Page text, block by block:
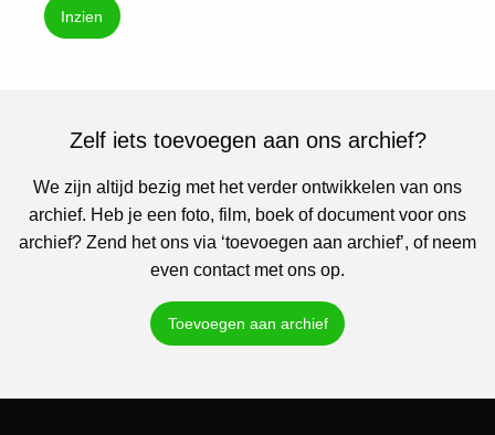
Inzien
Zelf iets toevoegen aan ons archief?
We zijn altijd bezig met het verder ontwikkelen van ons
archief. Heb je een foto, film, boek of document voor ons
archief? Zend het ons via ‘toevoegen aan archief’, of neem
even contact met ons op.
Toevoegen aan archief